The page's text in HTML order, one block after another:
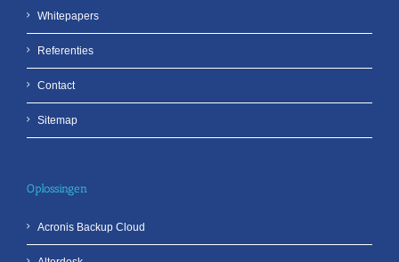
Whitepapers
Referenties
Contact
Sitemap
Oplossingen
Acronis Backup Cloud